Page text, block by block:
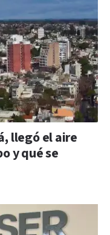
llegó el aire
y qué se